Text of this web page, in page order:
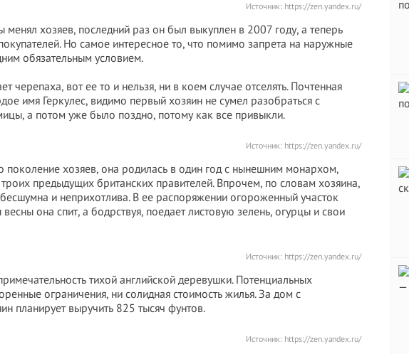
Источник: https://zen.yandex.ru/
хозяев, последний раз он был выкуплен в 2007 году, а теперь
Но самое интересное то, что помимо запрета на наружные
обязательным условием.
черепаха, вот ее то и нельзя, ни в коем случае отселять. Почтенная
имя Геркулес, видимо первый хозяин не сумел разобраться с
а потом уже было поздно, потому как все привыкли.
Источник: https://zen.yandex.ru/
поколение хозяев, она родилась в один год с нынешним монархом,
предыдущих британских правителей. Впрочем, по словам хозяина,
и неприхотлива. В ее распоряжении огороженный участок
она спит, а бодрствуя, поедает листовую зелень, огурцы и свои
Источник: https://zen.yandex.ru/
тихой английской деревушки. Потенциальных
ограничения, ни солидная стоимость жилья. За дом с
планирует выручить 825 тысяч фунтов.
Источник: https://zen.yandex.ru/